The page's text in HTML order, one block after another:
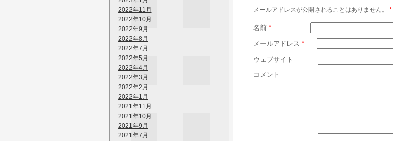
2022年11月
2022年10月
2022年9月
2022年8月
2022年7月
2022年5月
2022年4月
2022年3月
2022年2月
2022年1月
2021年11月
2021年10月
2021年9月
2021年7月
メールアドレスが公開されることはありません。 *
名前 *
メールアドレス *
ウェブサイト
コメント